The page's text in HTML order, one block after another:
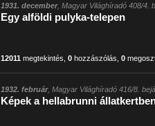
1931. december, Magyar Világhíradó 408/4.
Egy alföldi pulyka-telepen
12011 megtekintés 0hozzászólás 0
1932. február, Magyar Világhíradó 416/8.
Képek a hellabrunni